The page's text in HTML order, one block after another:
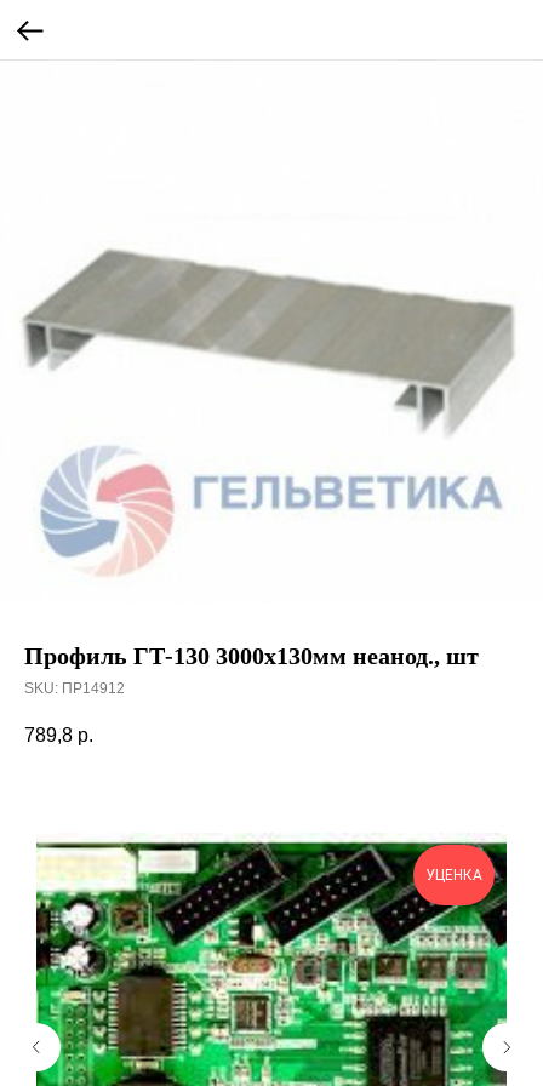
Профиль ГТ-130 3000х130мм неанод., шт
SKU: ПР14912
789,8 р.
УЦЕНКА